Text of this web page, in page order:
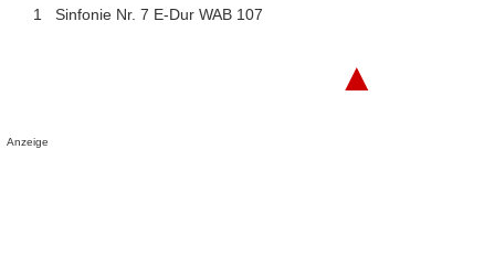
1
Sinfonie Nr. 7 E-Dur WAB 107
▲
Anzeige